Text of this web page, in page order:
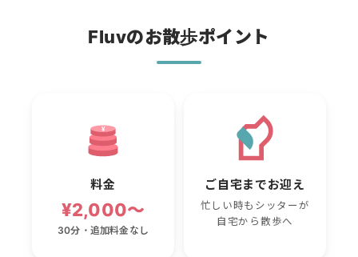
Fluvのお散歩ポイント
¥
料金
¥2,000〜
30分・追加料金なし
ご自宅までお迎え
忙しい時もシッターが
自宅から散歩へ